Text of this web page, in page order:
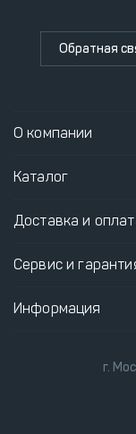
Обратная
О компании
Каталог
Доставка и
Сервис и
Информация
г.